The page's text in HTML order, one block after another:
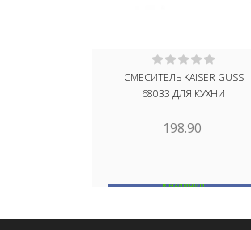
СМЕСИТЕЛЬ KAISER GUSS
68033 ДЛЯ КУХНИ
198.90
В НАЛИЧИИ